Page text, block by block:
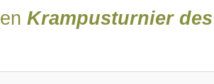
Krampusturnier